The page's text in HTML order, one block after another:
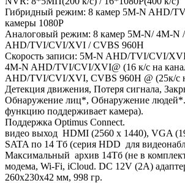
Гибридный режим: 8 камер 5M-N AHD/
камеры 1080P
Аналоговый режим: 8 камер 5M-N/ 4M-N /
AHD/TVI/CVI/XVI / CVBS 960Н
Скорость записи: 5M-N AHD/TVI/CVI/XVI
4M-N AHD/TVI/CVI/XVI@ (16 к/с на
AHD/TVI/CVI/XVI, CVBS 960Н @ (25к/с
Детекция движения, Потеря сигнала,
Обнаружение лиц*, Обнаружение
функцию поддерживает камера).
Поддержка Optimus Connect.
видео выход HDMI (2560 x 1440), VGA
SATA по 14 Тб (серия HDD для
Максимальный архив 14Tб (не в
модема, Wi-Fi, iCloud. DC 12V (2A)
260х230х42 мм, 998 гр.